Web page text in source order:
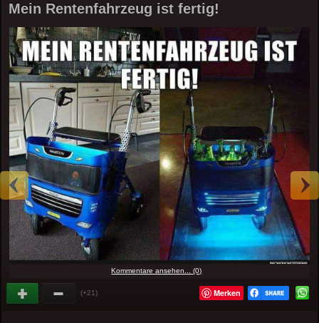
Mein Rentenfahrzeug ist fertig!
Kommentare ansehen... (0)
(+21) Merken